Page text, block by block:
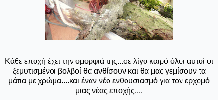
Κάθε εποχή έχει την ομορφιά της...σε λίγο καιρό όλοι αυτοί οι
ξεμυτισμένοι βολβοί θα ανθίσουν και θα μας γεμίσουν τα
μάτια με χρώμα....και έναν νέο ενθουσιασμό για τον ερχομό
μιας νέας εποχής....